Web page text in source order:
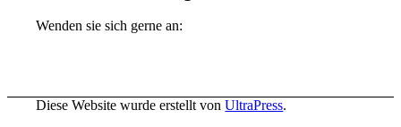
Wenden sie sich gerne an:
Diese Website wurde erstellt vonUltraPress.